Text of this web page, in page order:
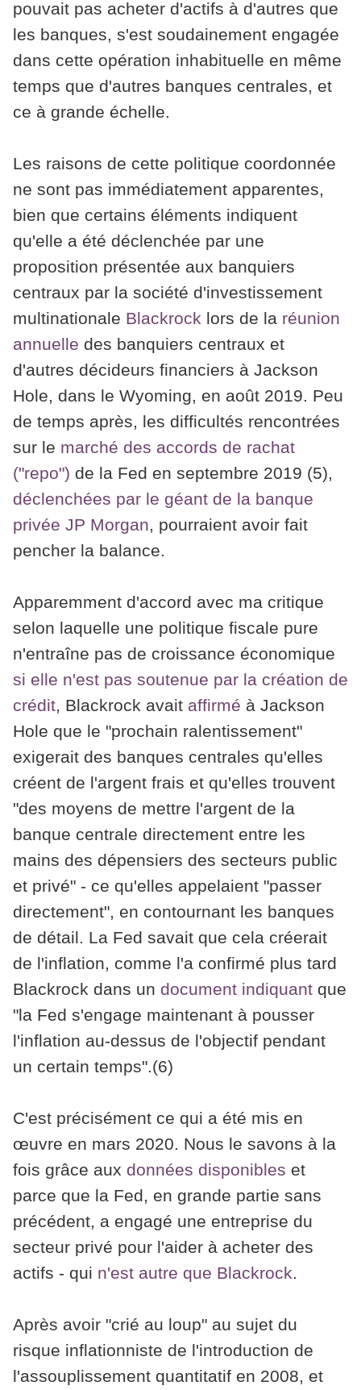
pouvait pas acheter d'actifs à d'autres que
les banques, s'est soudainement engagée
dans cette opération inhabituelle en même
temps que d'autres banques centrales, et
ce à grande échelle.
Les raisons de cette politique coordonnée
ne sont pas immédiatement apparentes,
bien que certains éléments indiquent
qu'elle a été déclenchée par une
proposition présentée aux banquiers
centraux par la société d'investissement
multinationale Blackrock lors de la réunion
annuelle des banquiers centraux et
d'autres décideurs financiers à Jackson
Hole, dans le Wyoming, en août 2019. Peu
de temps après, les difficultés rencontrées
sur le marché des accords de rachat
("repo") de la Fed en septembre 2019 (5),
déclenchées par le géant de la banque
privée JP Morgan, pourraient avoir fait
pencher la balance.
Apparemment d'accord avec ma critique
selon laquelle une politique fiscale pure
n'entraîne pas de croissance économique
si elle n'est pas soutenue par la création de
crédit, Blackrock avait affirmé à Jackson
Hole que le "prochain ralentissement"
exigerait des banques centrales qu'elles
créent de l'argent frais et qu'elles trouvent
"des moyens de mettre l'argent de la
banque centrale directement entre les
mains des dépensiers des secteurs public
et privé" - ce qu'elles appelaient "passer
directement", en contournant les banques
de détail. La Fed savait que cela créerait
de l'inflation, comme l'a confirmé plus tard
Blackrock dans un document indiquant que
"la Fed s'engage maintenant à pousser
l'inflation au-dessus de l'objectif pendant
un certain temps".(6)
C'est précisément ce qui a été mis en
œuvre en mars 2020. Nous le savons à la
fois grâce aux données disponibles et
parce que la Fed, en grande partie sans
précédent, a engagé une entreprise du
secteur privé pour l'aider à acheter des
actifs - qui n'est autre que Blackrock.
Après avoir "crié au loup" au sujet du
risque inflationniste de l'introduction de
l'assouplissement quantitatif en 2008, et